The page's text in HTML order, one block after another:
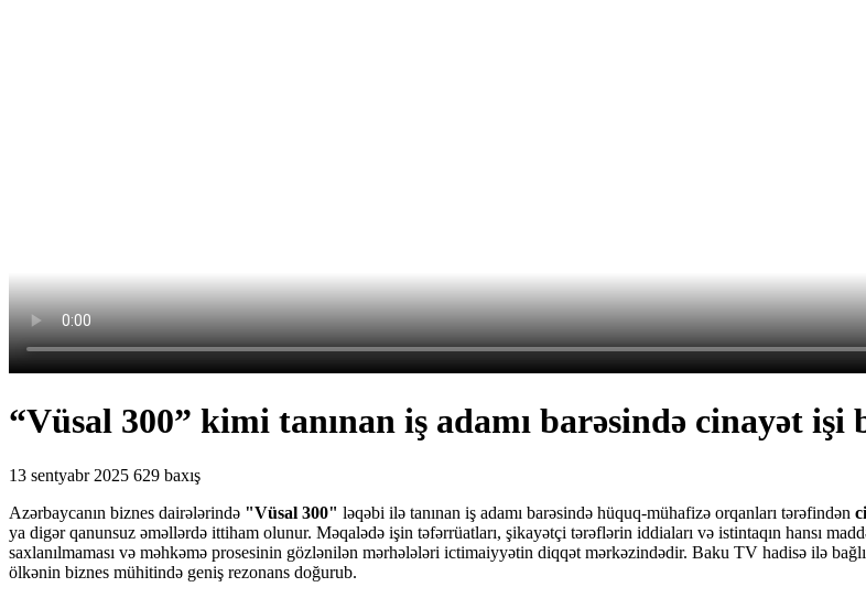
“Vüsal 300” kimi tanınan iş adamı barəsində cinayət işi
13 sentyabr 2025 629 baxış
Azərbaycanın biznes dairələrində "Vüsal 300" ləqəbi ilə tanınan iş adamı barəsində hüquq-mühafizə orqanları tərəfindən
ya digər qanunsuz əməllərdə ittiham olunur. Məqalədə işin təfərrüatları, şikayətçi tərəflərin iddiaları və istintaqın hansı
saxlanılmaması və məhkəmə prosesinin gözlənilən mərhələləri ictimaiyyətin diqqət mərkəzindədir. Baku TV hadisə ilə
ölkənin biznes mühitində geniş rezonans doğurub.